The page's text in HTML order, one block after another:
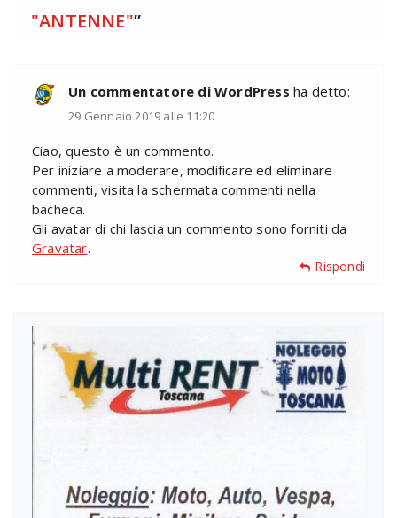
"ANTENNE"”
Un commentatore di WordPress ha detto:
29 Gennaio 2019 alle 11:20
Ciao, questo è un commento.
Per iniziare a moderare, modificare ed eliminare
commenti, visita la schermata commenti nella
bacheca.
Gli avatar di chi lascia un commento sono forniti da
Gravatar.
Rispondi